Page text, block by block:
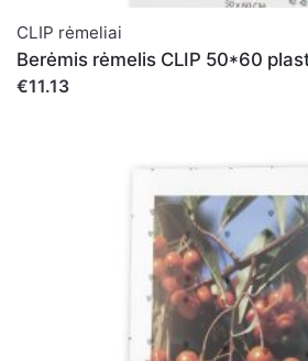
CLIP rėmeliai
Berėmis rėmelis CLIP 50*60
€11.13